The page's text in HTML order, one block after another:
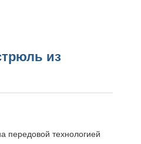
из
передовой технологией